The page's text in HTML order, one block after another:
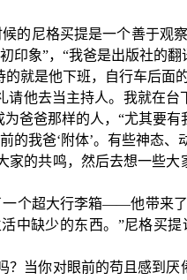
的尼格买提是一个善于观
象”，“我爸是出版社的
就是他下班，自行车后面
他去当主持人。我就在
爸爸那样的人，“尤其要有
的我爸‘附体’。有些神态
的共鸣，然后去想一些大
个超大行李箱——他带来
中缺少的东西。”尼格买
当你对眼前的苟且感到厌